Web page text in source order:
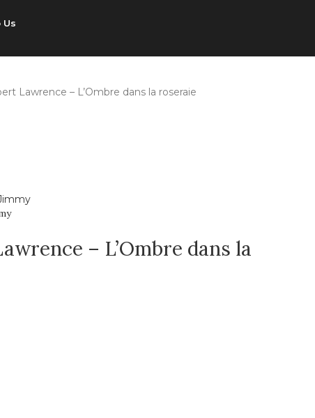
Us
Lawrence – L’Ombre dans la roseraie
– L’Ombre dans la